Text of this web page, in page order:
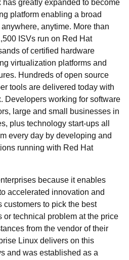
greatly expanded to become
platform enabling a broad
anytime. More than
ISVs run on Red Hat
of certified hardware
virtualization platforms and
Hundreds of open source
tools are delivered today with
Developers working for software
large and small businesses in
plus technology start-ups all
every day by developing and
running with Red Hat
because it enables
accelerated innovation and
customers to pick the best
or technical problem at the price
from the vendor of their
Linux delivers on this
and was established as a